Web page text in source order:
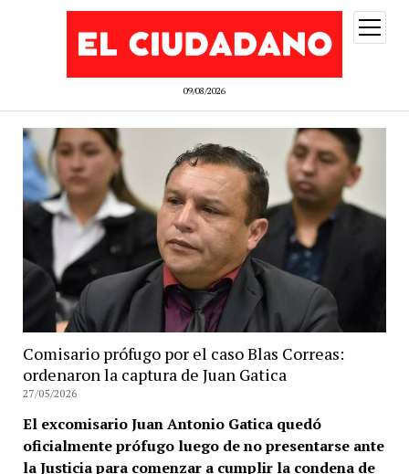
09/08/2026
abrir
menú
Comisario prófugo por el caso Blas Correas:
ordenaron la captura de Juan Gatica
27/05/2026
El excomisario Juan Antonio Gatica quedó
oficialmente prófugo luego de no presentarse ante
la Justicia para comenzar a cumplir la condena de